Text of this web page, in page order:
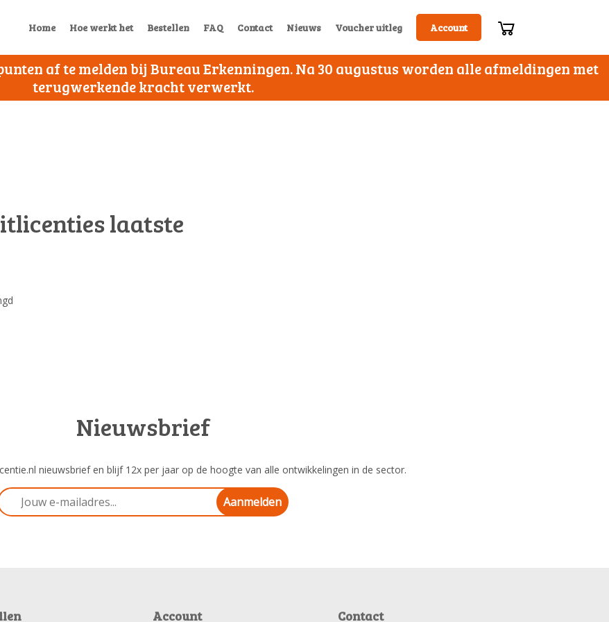
Home Hoe werkt het Bestellen FAQ Contact Nieuws Voucher uitleg Account
af te melden bij Bureau Erkenningen. Na 30 augustus worden alle afmeldingen met
terugwerkende kracht verwerkt.
laatste
Nieuwsbrief
nieuwsbrief en blijf 12x per jaar op de hoogte van alle ontwikkelingen in de sector.
Aanmelden
Account Contact